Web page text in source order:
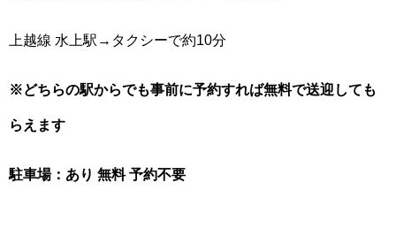
上越線 水上駅→タクシーで約10分
※どちらの駅からでも事前に予約すれば無料で送迎しても
らえます
駐車場：あり 無料 予約不要